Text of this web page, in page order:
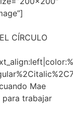
CÍRCULO
Mae
para trabajar